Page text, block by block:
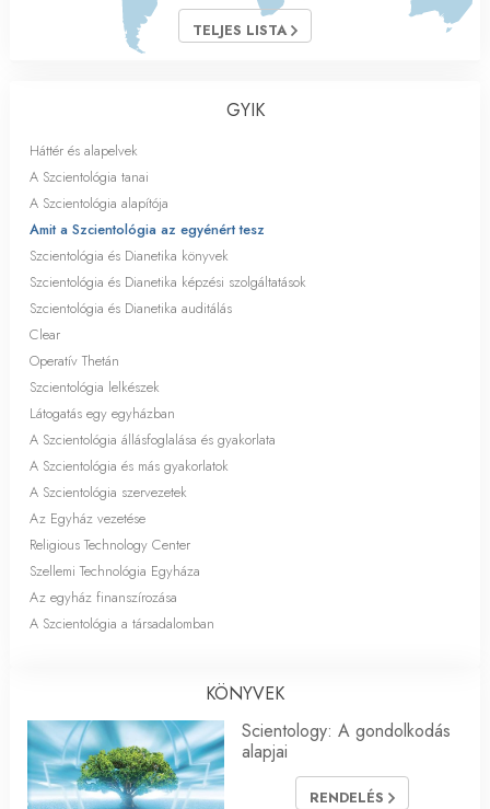
TELJES LISTA
GYIK
Háttér és alapelvek
A Szcientológia tanai
A Szcientológia alapítója
Amit a Szcientológia az egyénért tesz
Szcientológia és Dianetika könyvek
Szcientológia és Dianetika képzési szolgáltatások
Szcientológia és Dianetika auditálás
Clear
Operatív Thetán
Szcientológia lelkészek
Látogatás egy egyházban
A Szcientológia állásfoglalása és gyakorlata
A Szcientológia és más gyakorlatok
A Szcientológia szervezetek
Az Egyház vezetése
Religious Technology Center
Szellemi Technológia Egyháza
Az egyház finanszírozása
A Szcientológia a társadalomban
KÖNYVEK
Scientology: A gondolkodás
alapjai
RENDELÉS